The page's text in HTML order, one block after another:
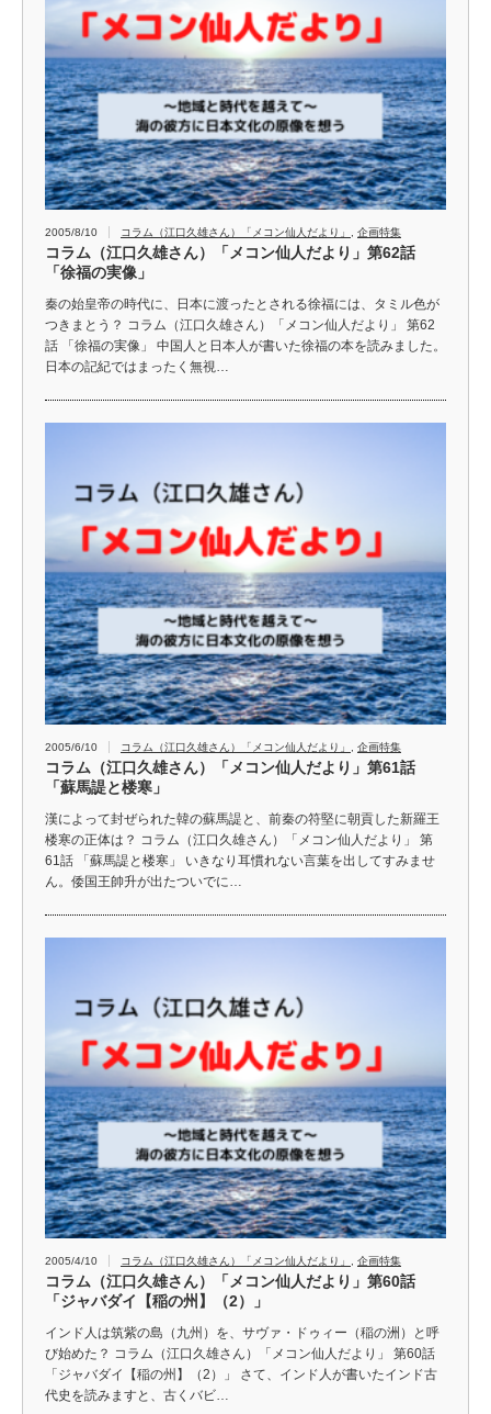
2005/8/10 コラム（江口久雄さん）「メコン仙人だより」 企画特集
コラム（江口久雄さん）「メコン仙人だより」第62話
「徐福の実像」
秦の始皇帝の時代に、日本に渡ったとされる徐福には、タミル色が
つきまとう？ コラム（江口久雄さん）「メコン仙人だより」 第62
話 「徐福の実像」 中国人と日本人が書いた徐福の本を読みました。
日本の記紀ではまったく無視…
2005/6/10 コラム（江口久雄さん）「メコン仙人だより」 企画特集
コラム（江口久雄さん）「メコン仙人だより」第61話
「蘇馬諟と楼寒」
漢によって封ぜられた韓の蘇馬諟と、前秦の符堅に朝貢した新羅王
楼寒の正体は？ コラム（江口久雄さん）「メコン仙人だより」 第
61話 「蘇馬諟と楼寒」 いきなり耳慣れない言葉を出してすみませ
ん。倭国王帥升が出たついでに…
2005/4/10 コラム（江口久雄さん）「メコン仙人だより」 企画特集
コラム（江口久雄さん）「メコン仙人だより」第60話
「ジャバダイ【稲の州】（2）」
インド人は筑紫の島（九州）を、サヴァ・ドゥィー（稲の洲）と呼
び始めた？ コラム（江口久雄さん）「メコン仙人だより」 第60話
「ジャバダイ【稲の州】（2）」 さて、インド人が書いたインド古
代史を読みますと、古くバビ…